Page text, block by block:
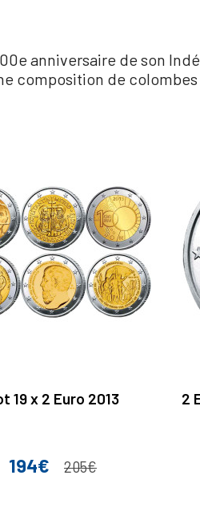
anniversaire de son
composition de
19 x 2 Euro 2013
Prix
194€ Prix de base
205€
2